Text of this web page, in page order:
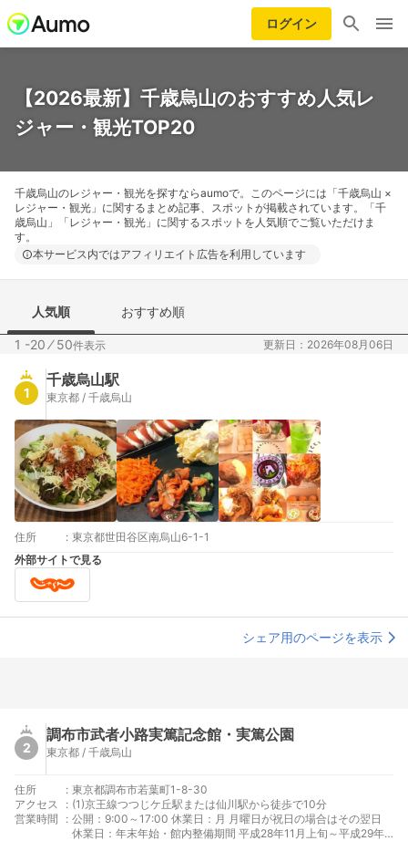
ログイン
【2026最新】千歳烏山のおすすめ人気レ
ジャー・観光TOP20
千歳烏山のレジャー・観光を探すならaumoで。このページには「千歳烏山 ×
レジャー・観光」に関するまとめ記事、スポットが掲載されています。「千
歳烏山」「レジャー・観光」に関するスポットを人気順でご覧いただけま
す。
本サービス内ではアフィリエイト広告を利用しています
人気順 おすすめ順
1 -20 ⁄50件表示 更新日：2026年08月06日
1
千歳烏山駅
東京都 / 千歳烏山
住所 : 東京都世田谷区南烏山6-1-1
外部サイトで見る
シェア用のページを表示
2
調布市武者小路実篤記念館・実篤公園
東京都 / 千歳烏山
住所 : 東京都調布市若葉町1-8-30
アクセス
: (1)京王線つつじケ丘駅または仙川駅から徒歩で10分
営業時間
: 公開：9:00～17:00 休業日：月 月曜日が祝日の場合はその翌日
休業日：年末年始・館内整備期間 平成28年11月上旬～平成29年3